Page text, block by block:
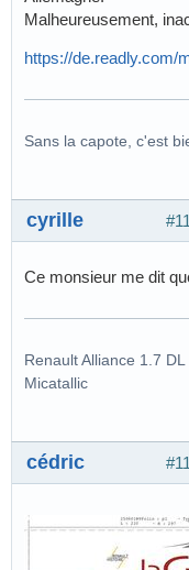
Malheureusement,
https://
Sans la capote, c'est
cyrille
Ce monsieur me dit
Renault Alliance 1.7
Micatallic
cédric